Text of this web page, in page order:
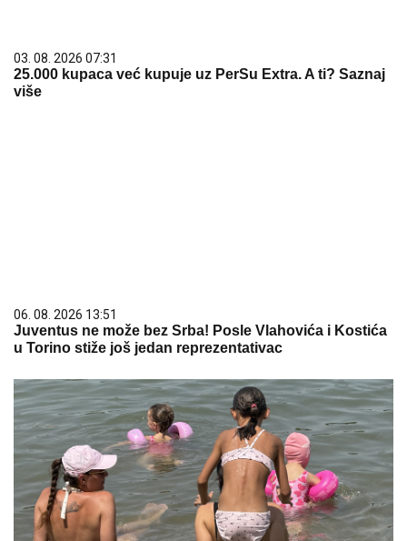
03. 08. 2026 07:31
25.000 kupaca već kupuje uz PerSu Extra. A ti? Saznaj
više
06. 08. 2026 13:51
Juventus ne može bez Srba! Posle Vlahovića i Kostića
u Torino stiže još jedan reprezentativac